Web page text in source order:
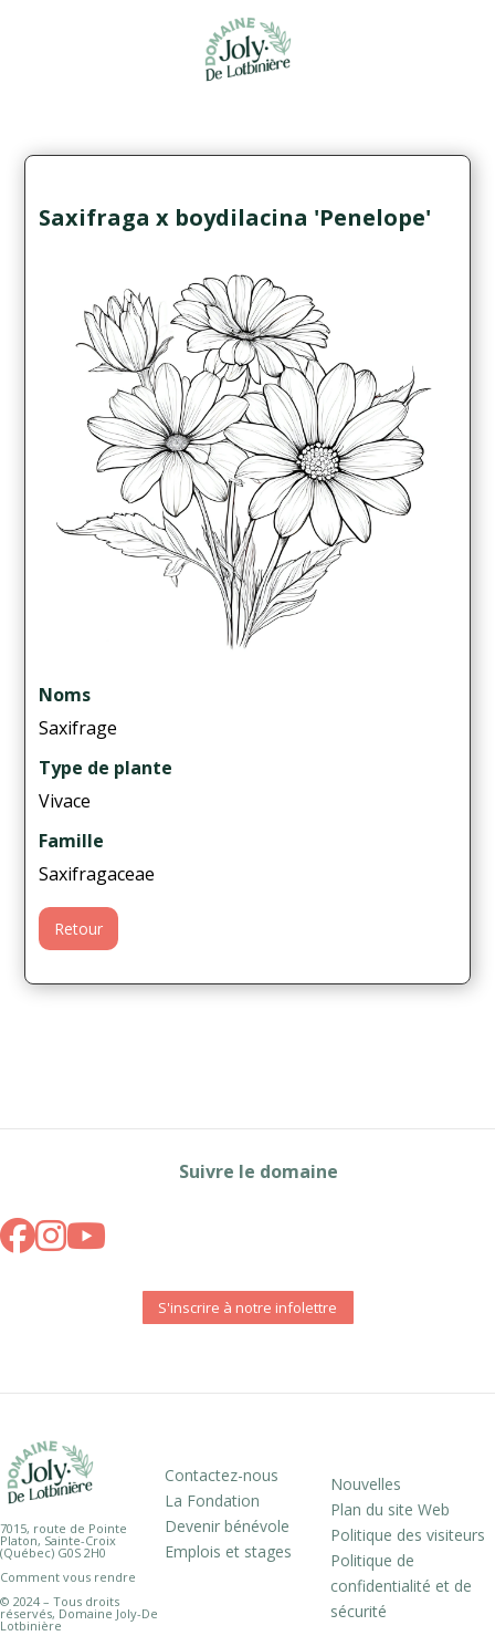
Saxifraga x boydilacina 'Penelope'
Noms
Saxifrage
Type de plante
Vivace
Famille
Saxifragaceae
Retour
Suivre le domaine
S'inscrire à notre infolettre
7015, route de Pointe
Platon, Sainte-Croix
(Québec) G0S 2H0
Comment vous rendre
© 2024 – Tous droits
réservés, Domaine Joly-De
Lotbinière
Contactez-nous
La Fondation
Devenir bénévole
Emplois et stages
Nouvelles
Plan du site Web
Politique des visiteurs
Politique de
confidentialité et de
sécurité